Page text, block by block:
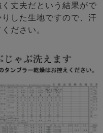
丈夫だという結果がで
した生地ですので、汗
ださい。